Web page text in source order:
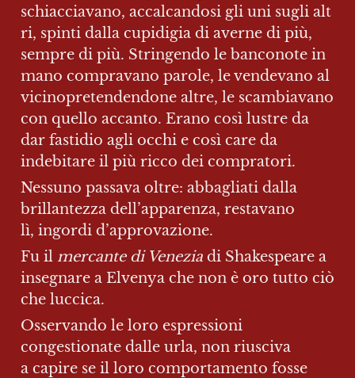
schiacciavano, accalcandosi gli uni sugli alt
ri, spinti dalla cupidigia di averne di più,
sempre di più. Stringendo le banconote in
mano compravano parole, le vendevano al
vicinopretendendone altre, le scambiavano
con quello accanto. Erano così lustre da
dar fastidio agli occhi e così care da
indebitare il più ricco dei compratori.
Nessuno passava oltre: abbagliati dalla
brillantezza dell’apparenza, restavano
lì, ingordi d’approvazione.
Fu il mercante di Venezia di Shakespeare a
insegnare a Elvenya che non è oro tutto ciò
che luccica.
Osservando le loro espressioni
congestionate dalle urla, non riusciva
a capire se il loro comportamento fosse